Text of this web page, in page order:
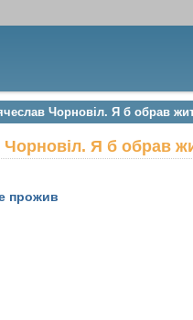
Чорновіл. Я б обрав
Я б обрав
прожив